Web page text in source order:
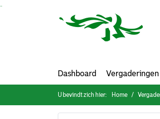
Ga naar de inhoud van deze pagina
Dashboard Vergaderingen
U bevindt zich hier: Home